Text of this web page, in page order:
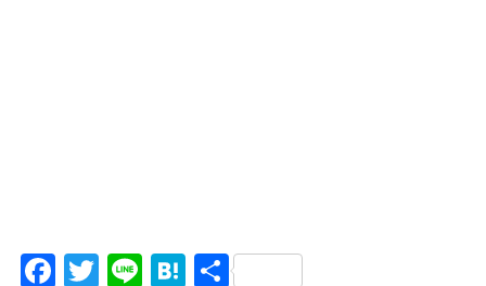
Facebook
Twitter
LineHatena
共